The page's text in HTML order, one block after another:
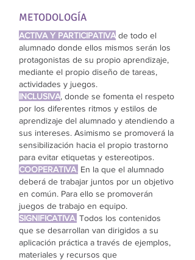
METODOLOGÍA
ACTIVA Y PARTICIPATIVA de todo el
alumnado donde ellos mismos serán los
protagonistas de su propio aprendizaje,
mediante el propio diseño de tareas,
actividades y juegos.
INCLUSIVA, donde se fomenta el respeto
por los diferentes ritmos y estilos de
aprendizaje del alumnado y atendiendo a
sus intereses. Asimismo se promoverá la
sensibilización hacia el propio trastorno
para evitar etiquetas y estereotipos.
COOPERATIVA. En la que el alumnado
deberá de trabajar juntos por un objetivo
en común. Para ello se promoverán
juegos de trabajo en equipo.
SIGNIFICATIVA. Todos los contenidos
que se desarrollan van dirigidos a su
aplicación práctica a través de ejemplos,
materiales y recursos que